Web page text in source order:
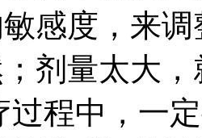
感度，来
剂量太大
过程中，一